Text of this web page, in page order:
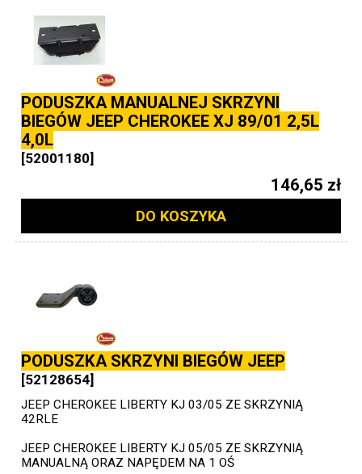
PODUSZKA MANUALNEJ SKRZYNI
BIEGÓW JEEP CHEROKEE XJ 89/01 2,5L
4,0L
[52001180]
146,65 zł
DO KOSZYKA
PODUSZKA SKRZYNI BIEGÓW JEEP
[52128654]
JEEP CHEROKEE LIBERTY KJ 03/05 ZE SKRZYNIĄ
42RLE
JEEP CHEROKEE LIBERTY KJ 05/05 ZE SKRZYNIĄ
MANUALNĄ ORAZ NAPĘDEM NA 1 OŚ